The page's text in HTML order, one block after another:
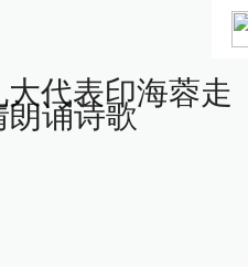
代表印海蓉走
诵诗歌